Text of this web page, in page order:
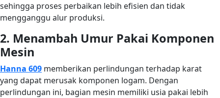
sehingga proses perbaikan lebih efisien dan tidak
mengganggu alur produksi.
2. Menambah Umur Pakai Komponen
Mesin
Hanna 609 memberikan perlindungan terhadap karat
yang dapat merusak komponen logam. Dengan
perlindungan ini, bagian mesin memiliki usia pakai lebih